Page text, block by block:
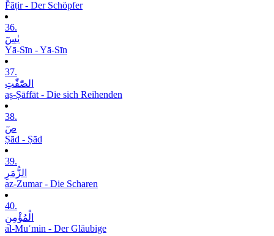
Fāṭir - Der Schöpfer
36.
یٰسٓ
Yā-Sīn - Yā-Sīn
37.
الصّٰٓفّٰتِ
aṣ-Ṣāffāt - Die sich Reihenden
38.
صٓ
Ṣād - Ṣād
39.
الزُّمَرِ
az-Zumar - Die Scharen
40.
الْمُؤْمِنِ
al-Muʾmin - Der Gläubige